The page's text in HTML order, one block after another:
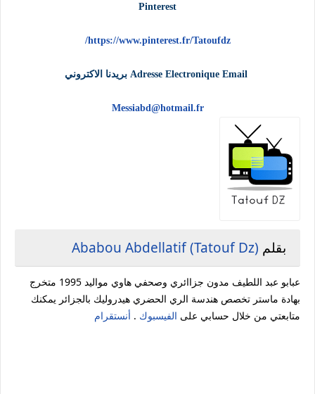
Pinterest
https://www.pinterest.fr/Tatoufdz/
Messiabd@hotmail.fr
بقلم Ababou Abdellatif (Tatouf Dz)
عبابو عبد اللطيف مدون جزاائري وصحفي هاوي مواليد 1995 متخرج
بهادة ماستر تخصص هندسة الري الحضري هيدروليك بالجزائر يمكنك
متابعتي من خلال حسابي على الفيسبوك . أنستقرام